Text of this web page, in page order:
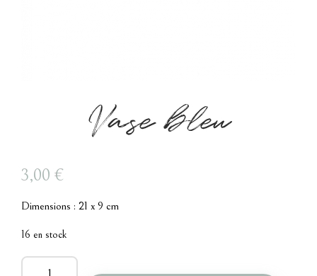
Vase bleu
3,00 €
Dimensions : 21 x 9 cm
16 en stock
quantité